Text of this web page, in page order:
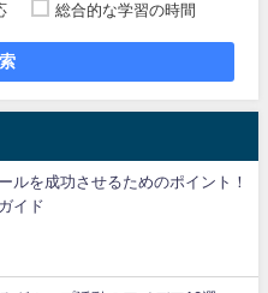
総合的な学習の時間
ルを成功させるためのポイント！
イド